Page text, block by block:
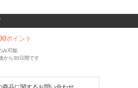
ポイント
み可能
から30日間です